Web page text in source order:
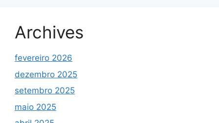
Archives
fevereiro 2026
dezembro 2025
setembro 2025
maio 2025